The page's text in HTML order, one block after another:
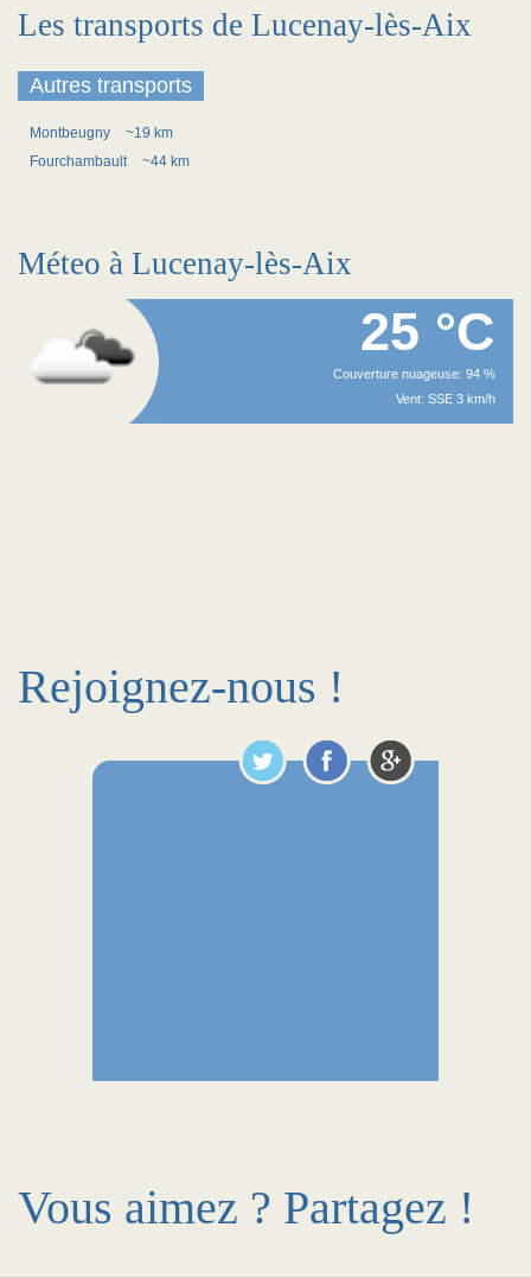
Les transports de Lucenay-lès-Aix
Autres transports
Montbeugny
~19 km
Fourchambault
~44 km
Méteo à Lucenay-lès-Aix
25 °C
Couverture nuageuse: 94 %
Vent: SSE 3 km/h
Rejoignez-nous !
Vous aimez ? Partagez !